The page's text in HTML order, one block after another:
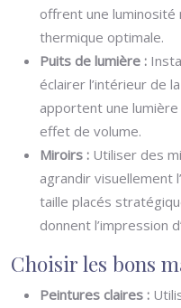
offrent une luminosité
thermique optimale.
Puits de lumière :
éclairer l’intérieur de
apportent une
effet de volume.
Miroirs : Utiliser des
agrandir visuellement
taille placés
donnent l’impression
Choisir les bons
Peintures claires :